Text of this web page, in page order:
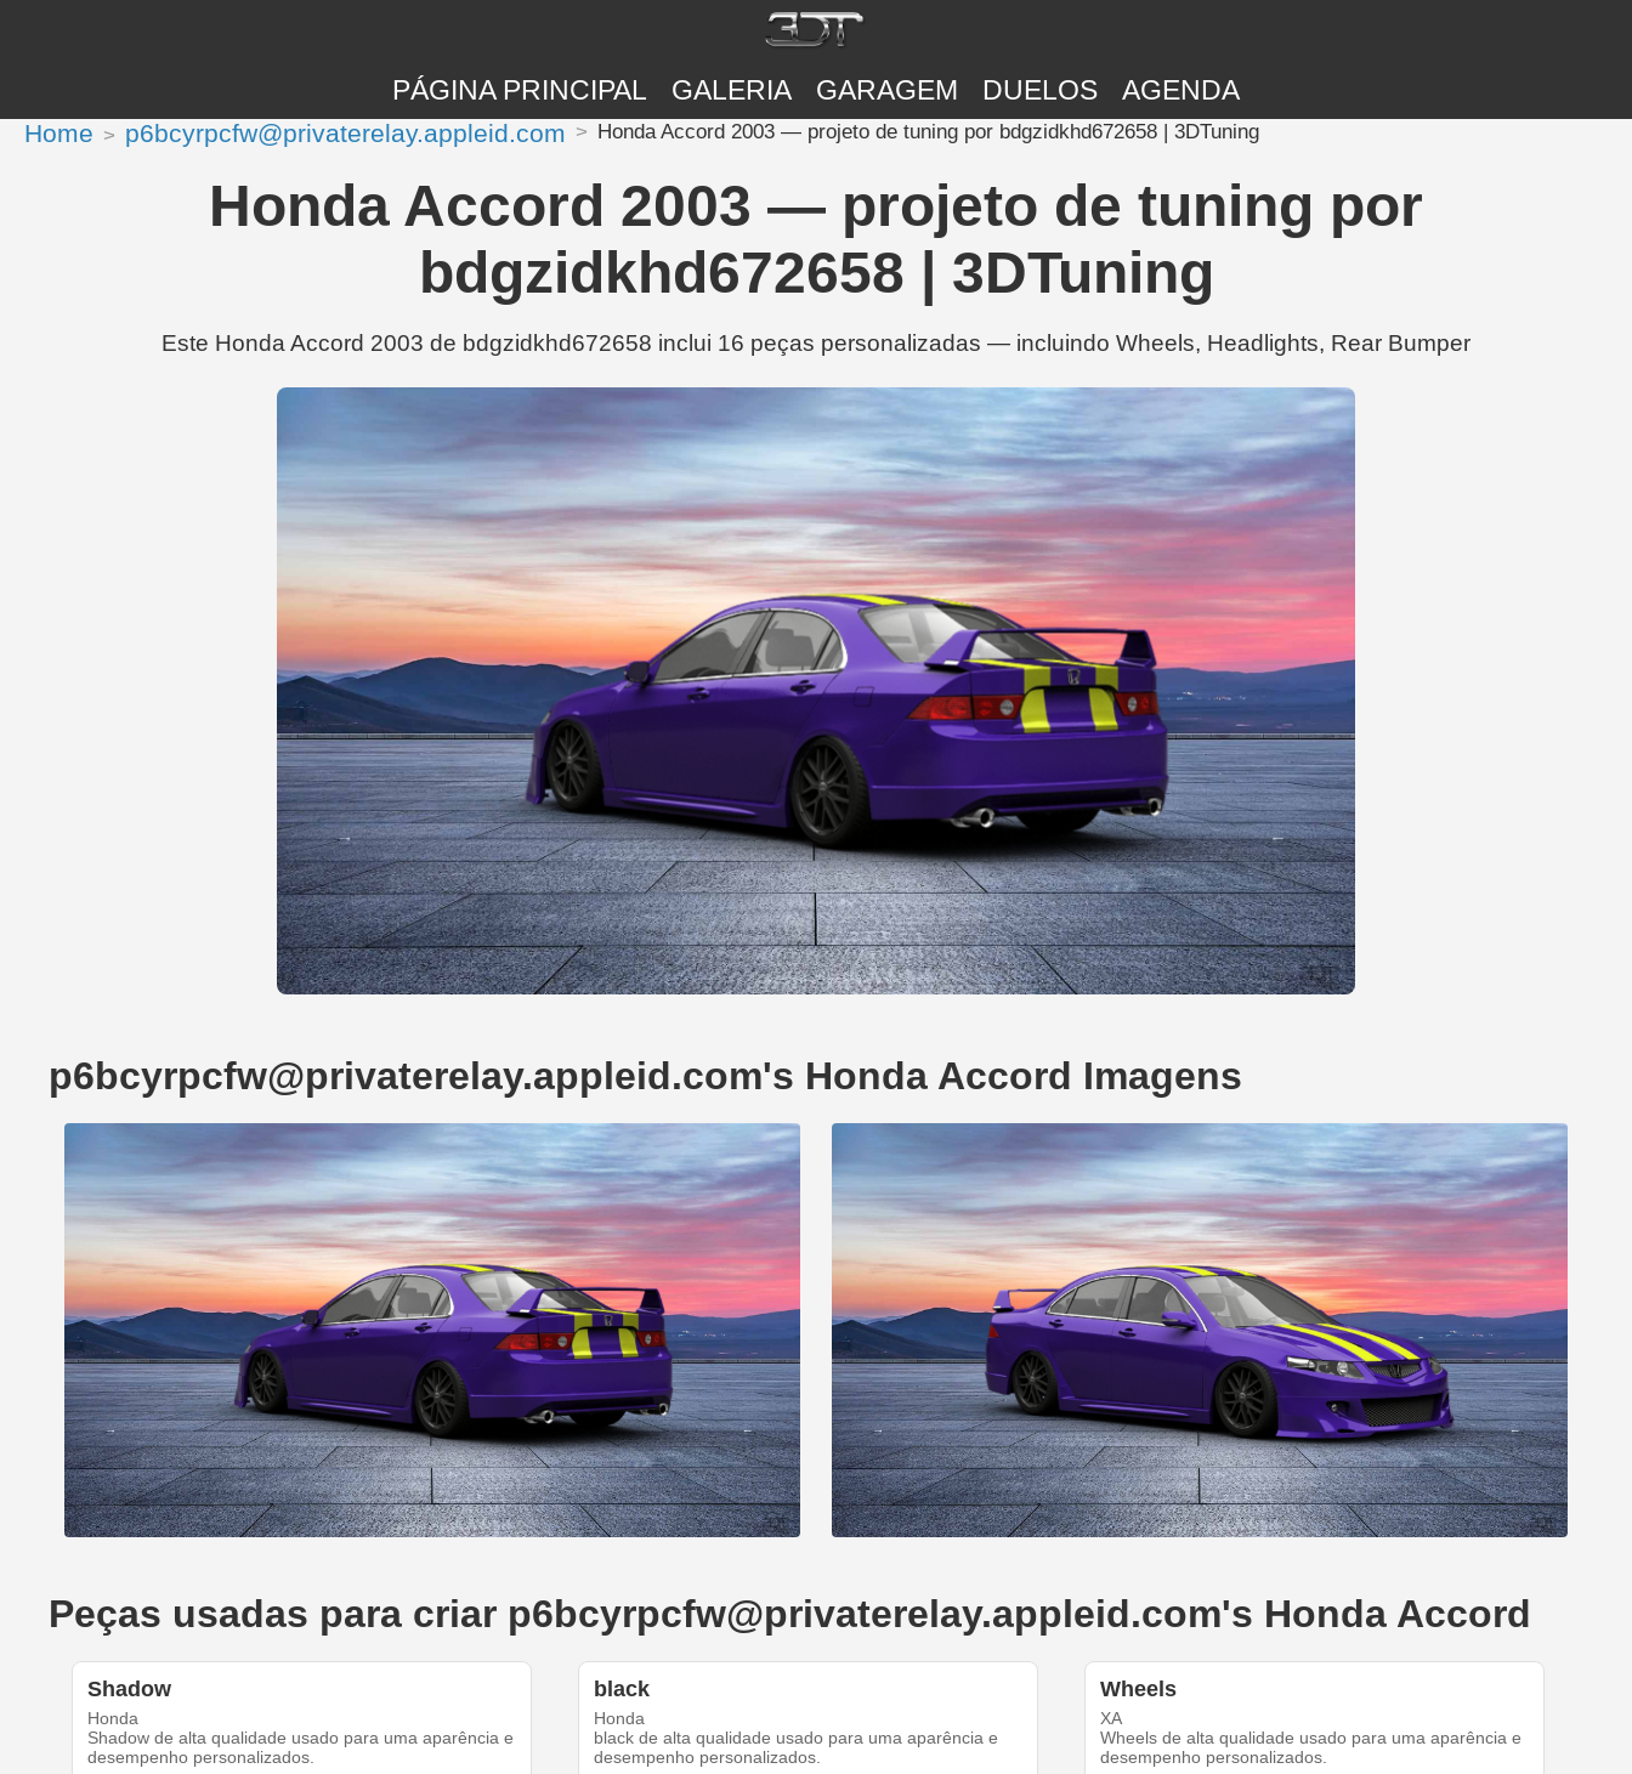
PÁGINA PRINCIPAL GALERIA GARAGEM DUELOS AGENDA
Home p6bcyrpcfw@privaterelay.appleid.com Honda Accord 2003 — projeto de tuning por bdgzidkhd672658 | 3DTuning
Honda Accord 2003 — projeto de tuning por
bdgzidkhd672658 | 3DTuning
Este Honda Accord 2003 de bdgzidkhd672658 inclui 16 peças personalizadas — incluindo Wheels, Headlights, Rear Bumper
p6bcyrpcfw@privaterelay.appleid.com's Honda Accord Imagens
Peças usadas para criar p6bcyrpcfw@privaterelay.appleid.com's Honda Accord
Shadow
Honda
Shadow de alta qualidade usado para uma aparência e
desempenho personalizados.
black
Honda
black de alta qualidade usado para uma aparência e
desempenho personalizados.
Wheels
XA
Wheels de alta qualidade usado para uma aparência e
desempenho personalizados.